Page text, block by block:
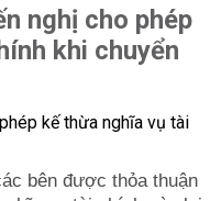
nghị cho phép
khi chuyển
bên được thỏa thuận